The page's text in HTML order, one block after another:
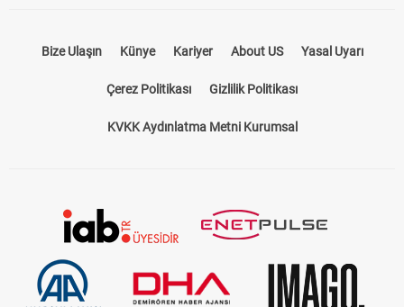
Bize Ulaşın Künye Kariyer About US Yasal Uyarı
Çerez Politikası Gizlilik Politikası
KVKK Aydınlatma Metni Kurumsal